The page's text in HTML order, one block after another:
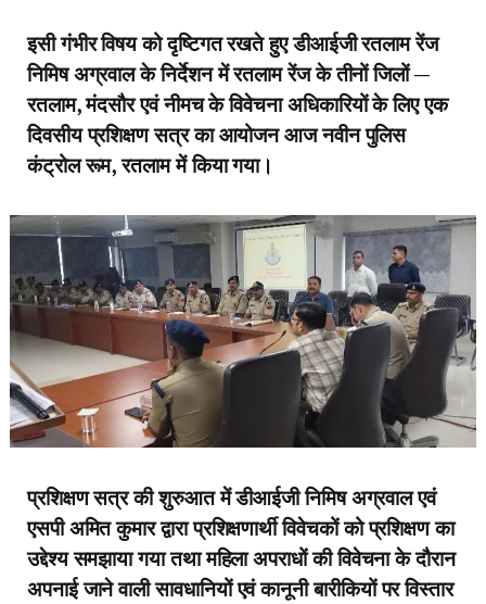
इसी गंभीर विषय को दृष्टिगत रखते हुए डीआईजी रतलाम रेंज
निमिष अग्रवाल के निर्देशन में रतलाम रेंज के तीनों जिलों —
रतलाम, मंदसौर एवं नीमच के विवेचना अधिकारियों के लिए एक
दिवसीय प्रशिक्षण सत्र का आयोजन आज नवीन पुलिस
कंट्रोल रूम, रतलाम में किया गया।
प्रशिक्षण सत्र की शुरुआत में डीआईजी निमिष अग्रवाल एवं
एसपी अमित कुमार द्वारा प्रशिक्षणार्थी विवेचकों को प्रशिक्षण का
उद्देश्य समझाया गया तथा महिला अपराधों की विवेचना के दौरान
अपनाई जाने वाली सावधानियों एवं कानूनी बारीकियों पर विस्तार